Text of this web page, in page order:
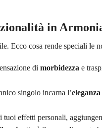
in
Ecco cosa rende speciali le
di morbidezza e
singolo incarna l’
tuoi effetti personali,